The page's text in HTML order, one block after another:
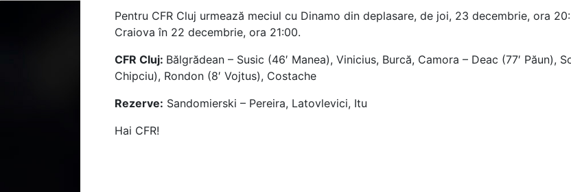
Pentru CFR Cluj urmează meciul cu Dinamo din deplasare, de joi, 23 decembrie, ora
Craiova în 22 decembrie, ora 21:00.
CFR Cluj: Bălgrădean – Susic (46′ Manea), Vinicius, Burcă, Camora – Deac (77′ Păun),
Chipciu), Rondon (8′ Vojtus), Costache
Rezerve: Sandomierski – Pereira, Latovlevici, Itu
Hai CFR!